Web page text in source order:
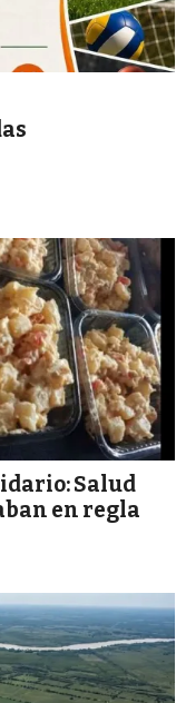
Salud
en regla